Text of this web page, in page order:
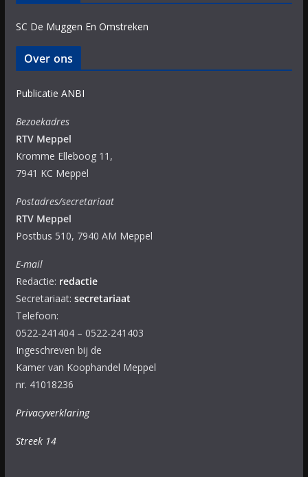
SC De Muggen En Omstreken
Over ons
Publicatie ANBI
Bezoekadres
RTV Meppel
Kromme Elleboog 11,
7941 KC Meppel
Postadres/secretariaat
RTV Meppel
Postbus 510, 7940 AM Meppel
E-mail
Redactie: redactie
Secretariaat: secretariaat
Telefoon:
0522-241404 – 0522-241403
Ingeschreven bij de
Kamer van Koophandel Meppel
nr. 41018236
Privacyverklaring
Streek 14